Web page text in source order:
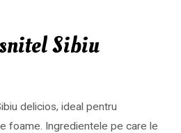
Sibiu
delicios, ideal pentru
foame. Ingredientele pe care le